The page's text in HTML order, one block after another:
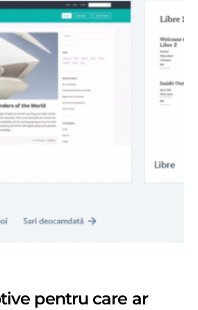
pentru care ar